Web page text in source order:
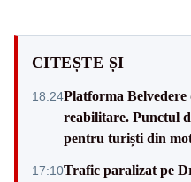
CITEȘTE ȘI
18:24Platforma
reabilitare. Punctul
pentru turiști din
17:10Trafic paralizat pe